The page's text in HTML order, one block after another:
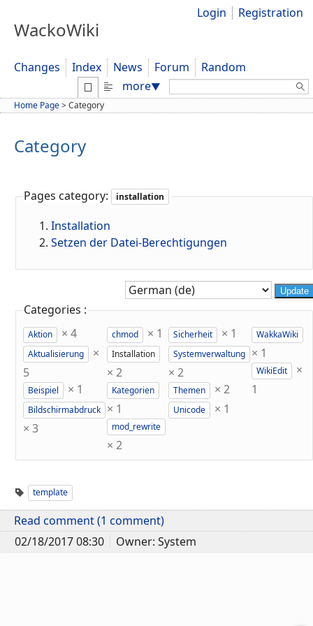
WackoWiki
Login Registration
Changes Index News Forum
Random
more▼ Search:
Home Page>Category
Category
Pages category: installation
Installation
Setzen der Datei-Berechtigungen
Update
Categories :
Aktion × 4
Aktualisierung
×
5
Beispiel × 1
Bildschirmabdruck
× 3
chmod × 1
Installation
× 2
Kategorien
× 1
mod_rewrite
× 2
Sicherheit × 1
Systemverwaltung
× 2
Themen × 2
Unicode × 1
WakkaWiki
× 1
WikiEdit
×
1
template
Read comment (1 comment)
02/18/2017 08:30
Owner: System